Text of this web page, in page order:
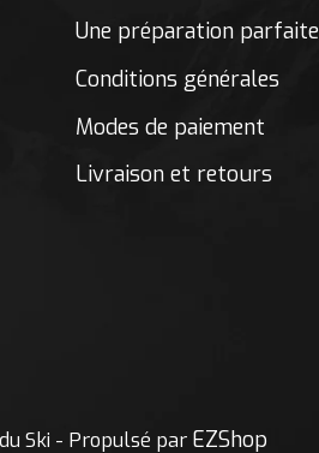
Une préparation parfaite
Conditions générales
Modes de paiement
Livraison et retours
Ski - Propulsé par EZShop